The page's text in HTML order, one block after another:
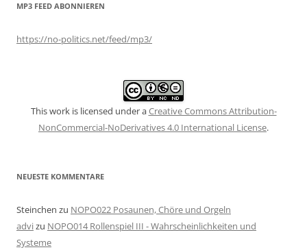
MP3 FEED ABONNIEREN
https://no-politics.net/feed/mp3/
This work is licensed under aCreative Commons Attribution-
NonCommercial-NoDerivatives 4.0 International License.
NEUESTE KOMMENTARE
Steinchen zu NOPO022 Posaunen, Chöre und Orgeln
advizu NOPO014 Rollenspiel III - Wahrscheinlichkeiten und
Systeme